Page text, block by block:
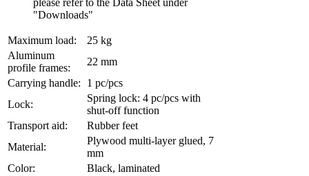
"Downloads"
Maximum load:
25 kg
Aluminum
profile frames:
22 mm
Carrying handle:
1 pc/pcs
Lock:
Spring lock: 4 pc/pcs with
shut-off function
Transport aid:
Rubber feet
Material:
Plywood multi-layer glued, 7
mm
Color:
Black, laminated